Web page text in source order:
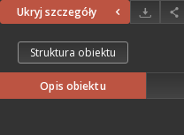
Ukryj szczegóły
Struktura obiektu
Opis obiektu